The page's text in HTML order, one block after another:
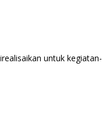
untuk kegiatan-